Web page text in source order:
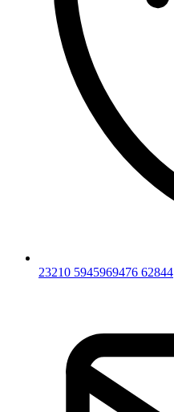
23210 5945969476 62844